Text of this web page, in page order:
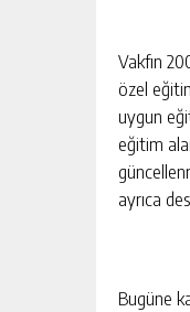
Vakfın
özel
uygun
eğitim
ayrıca
Bugüne